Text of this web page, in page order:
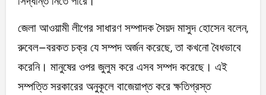
জেলা আওয়ামী লীগের সাধারণ সম্পাদক সৈয়দ মাসুদ হোসেন বলেন,
রুবেল–বরকত চক্র যে সম্পদ অর্জন করেছে, তা কখনো বৈধভাবে
করেনি। মানুষের ওপর জুলুম করে এসব সম্পদ করেছে। এই
সম্পত্তি সরকারের অনুকূলে বাজেয়াপ্ত করে ক্ষতিগ্রস্ত